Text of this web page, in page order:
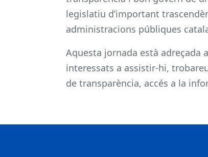
legislatiu d’important
administracions públiques
Aquesta jornada està adreçada
interessats a assistir-hi,
de transparència, accés a la